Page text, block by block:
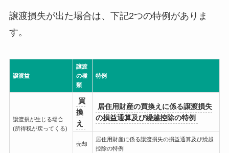
譲渡損失が出た場合は、下記2つの特例がありま
す。
譲渡益
譲渡
の種
類
特例
譲渡損が生じる場合
(所得税が戻ってくる)
買
換
え
居住用財産の買換えに係る譲渡損失
の損益通算及び繰越控除の特例
売却
居住用財産に係る譲渡損失の損益通算及び繰越
控除の特例